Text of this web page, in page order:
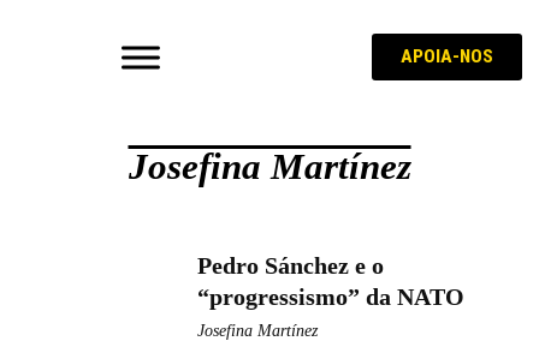
APOIA-NOS
Josefina Martínez
Pedro Sánchez e o
“progressismo” da NATO
Josefina Martínez